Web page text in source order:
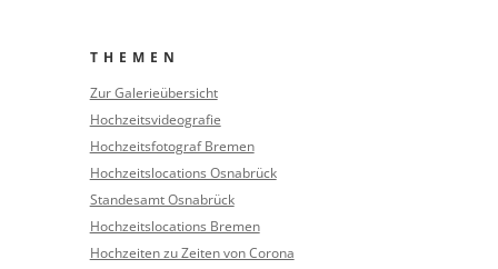
THEMEN
Zur Galerieübersicht
Hochzeitsvideografie
Hochzeitsfotograf Bremen
Hochzeitslocations Osnabrück
Standesamt Osnabrück
Hochzeitslocations Bremen
Hochzeiten zu Zeiten von Corona